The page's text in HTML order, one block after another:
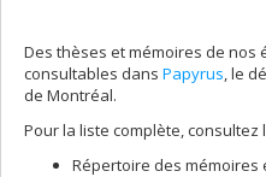
Des thèses et mémoires de
consultables dans Papyrus, le
de Montréal.
Pour la liste complète, consultez
Répertoire des mémoires